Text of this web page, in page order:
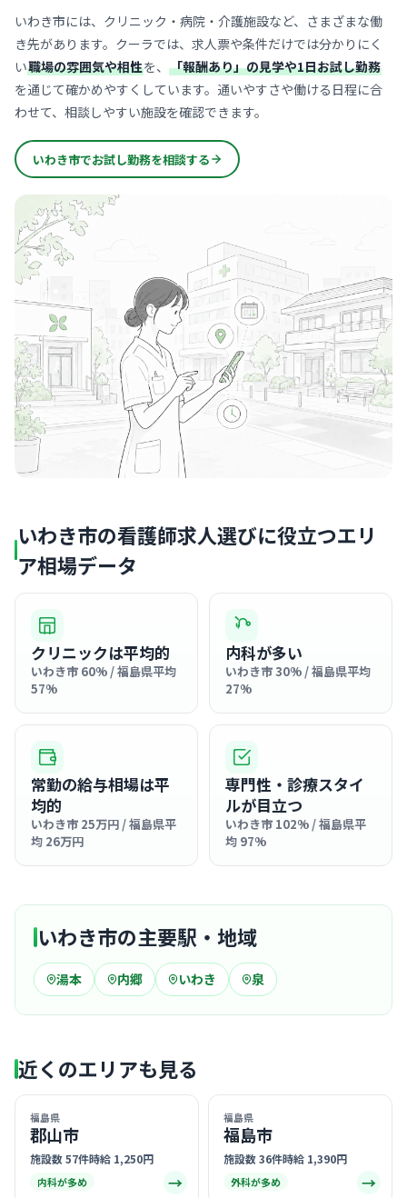
いわき市には、クリニック・病院・介護施設など、さまざまな働
き先があります。クーラでは、求人票や条件だけでは分かりにく
い職場の雰囲気や相性を、 「報酬あり」の見学や1日お試し勤務
を通じて確かめやすくしています。通いやすさや働ける日程に合
わせて、相談しやすい施設を確認できます。
いわき市でお試し勤務を相談する
いわき市の看護師求人選びに役立つエリ
ア相場データ
クリニックは平均的
いわき市 60% / 福島県平均
57%
内科が多い
いわき市 30% / 福島県平均
27%
常勤の給与相場は平
均的
いわき市 25万円 / 福島県平
均 26万円
専門性・診療スタイ
ルが目立つ
いわき市 102% / 福島県平
均 97%
いわき市の主要駅・地域
湯本 内郷 いわき 泉
近くのエリアも見る
福島県
郡山市
施設数 57件時給 1,250円
内科が多め →
福島県
福島市
施設数 36件時給 1,390円
外科が多め →